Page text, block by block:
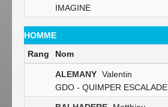
IMAGINE
HOMME
Rang
Nom
ALEMANY Valentin
GDO - QUIMPER ESCALADE